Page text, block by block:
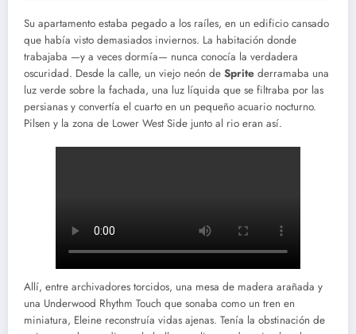
Su apartamento estaba pegado a los raíles, en un edificio cansado
que había visto demasiados inviernos. La habitación donde
trabajaba —y a veces dormía— nunca conocía la verdadera
oscuridad. Desde la calle, un viejo neón de Sprite derramaba una
luz verde sobre la fachada, una luz líquida que se filtraba por las
persianas y convertía el cuarto en un pequeño acuario nocturno.
Pilsen y la zona de Lower West Side junto al rio eran así.
Allí, entre archivadores torcidos, una mesa de madera arañada y
una Underwood Rhythm Touch que sonaba como un tren en
miniatura, Eleine reconstruía vidas ajenas. Tenía la obstinación de